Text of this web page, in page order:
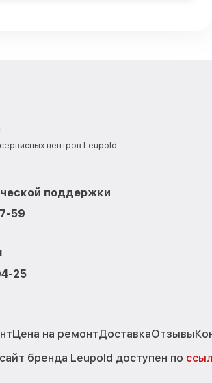
центров Leupold
поддержки
59
25
Цена на ремонтДоставкаОтзывы
бренда Leupold доступен по